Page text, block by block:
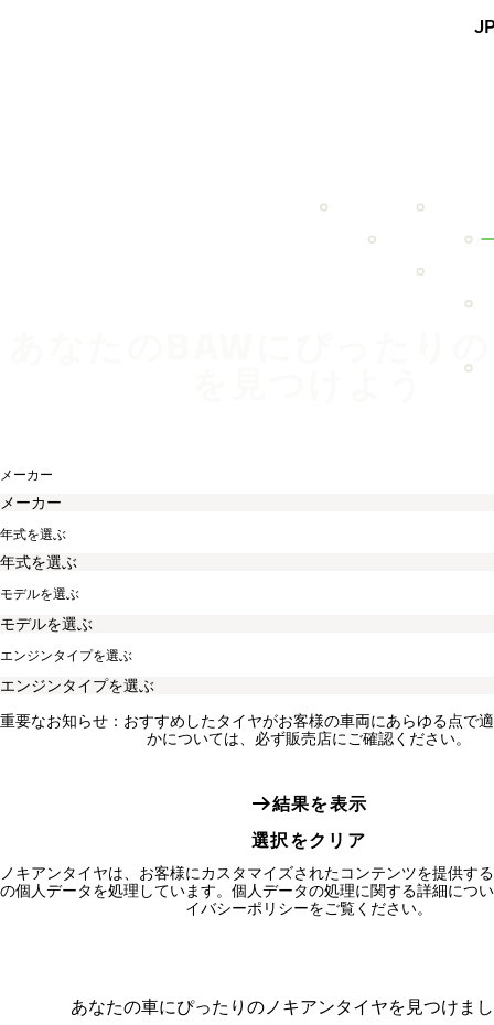
メーカー
年式を選ぶ
モデルを選ぶ
エンジンタイプを選ぶ
重要なお知らせ：おすすめしたタイヤがお客様の車両にあらゆる点で
かについては、必ず販売店にご確認ください。
結果を表示
選択をクリア
ノキアンタイヤは、お客様にカスタマイズされたコンテンツを提供す
の個人データを処理しています。個人データの処理に関する詳細につ
イバシーポリシーをご覧ください。
あなたの車にぴったりのノキアンタイヤを見つけま